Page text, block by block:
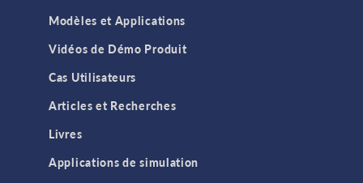
Modèles et Applications
Vidéos de Démo Produit
Cas Utilisateurs
Articles et Recherches
Livres
Applications de simulation